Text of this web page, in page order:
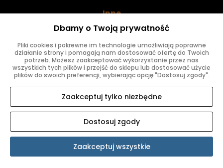
Inne
Naprawa maszyn
Znajdziesz nas
SKLEP INTERNETOWY SHOPER.PL
Dbamy o Twoją prywatność
Pliki cookies i pokrewne im technologie umożliwiają poprawne
działanie strony i pomagają nam dostosować ofertę do Twoich
potrzeb. Możesz zaakceptować wykorzystanie przez nas
wszystkich tych plików i przejść do sklepu lub dostosować użycie
plików do swoich preferencji, wybierając opcję "Dostosuj zgody".
Zaakceptuj tylko niezbędne
Dostosuj zgody
Zaakceptuj wszystkie